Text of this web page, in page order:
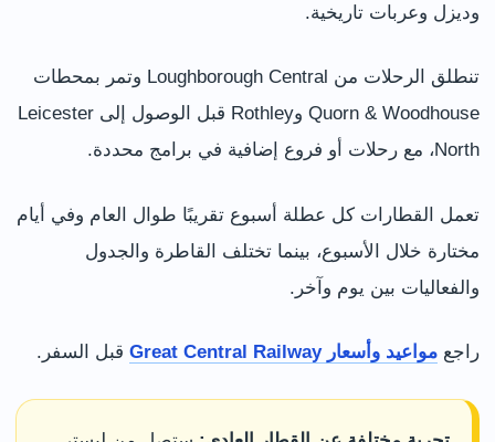
وديزل وعربات تاريخية.
تنطلق الرحلات من Loughborough Central وتمر بمحطات
Quorn & Woodhouse وRothley قبل الوصول إلى Leicester
North، مع رحلات أو فروع إضافية في برامج محددة.
تعمل القطارات كل عطلة أسبوع تقريبًا طوال العام وفي أيام
مختارة خلال الأسبوع، بينما تختلف القاطرة والجدول
والفعاليات بين يوم وآخر.
راجع مواعيد وأسعار Great Central Railway قبل السفر.